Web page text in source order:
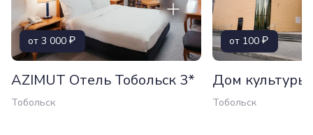
от 3 000
AZIMUT Отель Тобольск 3*
Тобольск
от 100
Дом культуры
Тобольск